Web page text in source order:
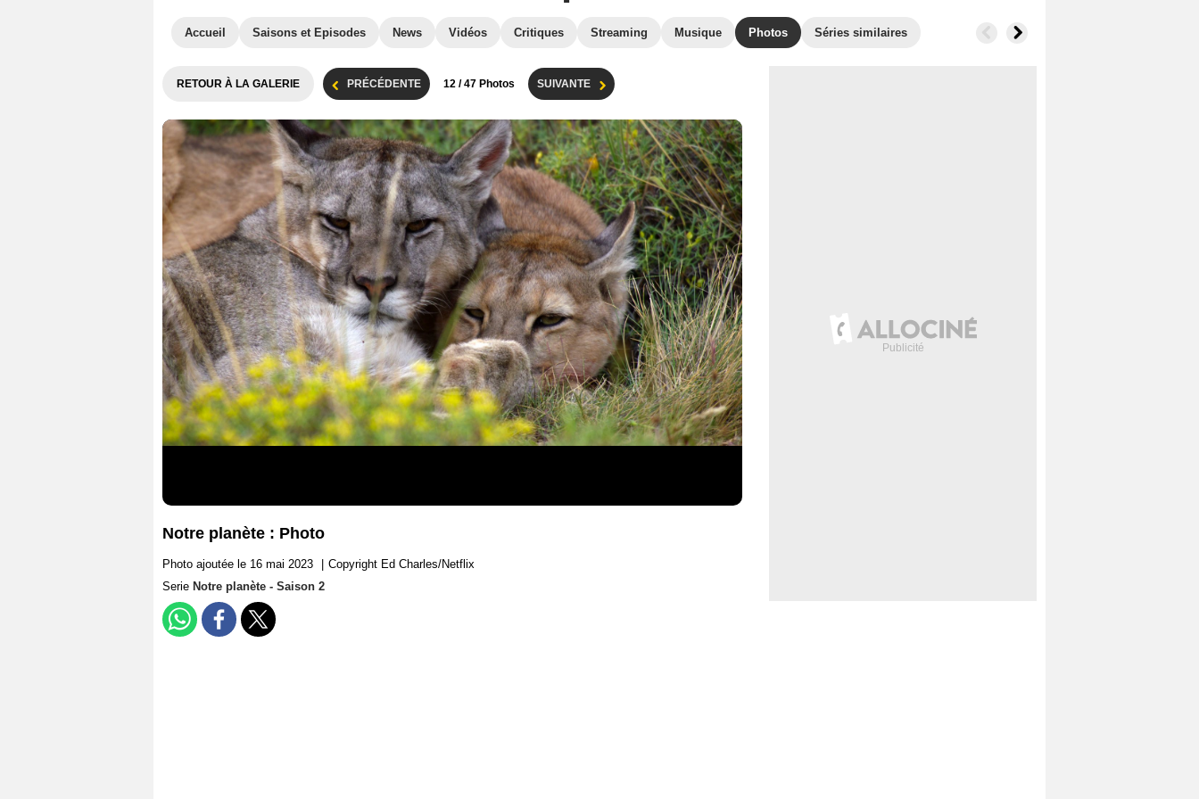
Accueil Saisons et Episodes News Vidéos Critiques Streaming Musique Photos Séries similaires
RETOUR À LA GALERIE PRÉCÉDENTE 12 / 47 Photos SUIVANTE
Notre planète : Photo
Photo ajoutée le 16 mai 2023
Copyright Ed Charles/Netflix
Serie Notre planète - Saison 2